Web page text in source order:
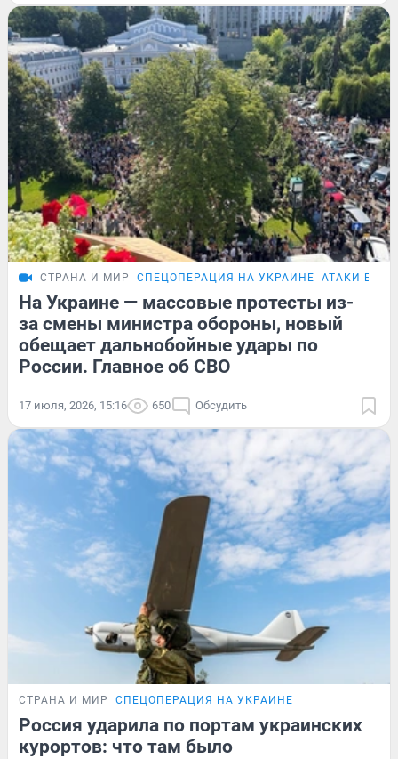
СТРАНА И МИР СПЕЦОПЕРАЦИЯ НА УКРАИНЕ АТАКИ БПЛА
На Украине — массовые протесты из-
за смены министра обороны, новый
обещает дальнобойные удары по
России. Главное об СВО
17 июля, 2026, 15:16 650 Обсудить
СТРАНА И МИР СПЕЦОПЕРАЦИЯ НА УКРАИНЕ
Россия ударила по портам украинских
курортов: что там было